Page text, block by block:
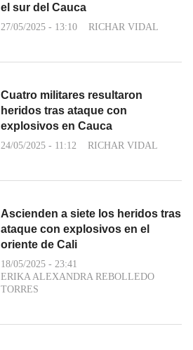
el sur del Cauca
27/05/2025 - 13:10 RICHAR VIDAL
Cuatro militares resultaron
heridos tras ataque con
explosivos en Cauca
24/05/2025 - 11:12 RICHAR VIDAL
Ascienden a siete los heridos tras
ataque con explosivos en el
oriente de Cali
18/05/2025 - 23:41
ERIKA ALEXANDRA REBOLLEDO
TORRES